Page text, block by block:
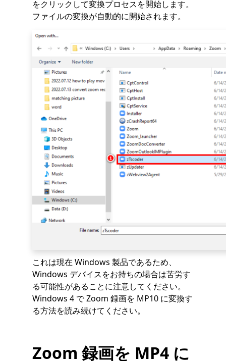
をクリックして変換プロセスを開始します。
ファイルの変換が自動的に開始されます。
これは現在 Windows 製品であるため、
Windows デバイスをお持ちの場合は苦労す
る可能性があることに注意してください。
Windows 4 で Zoom 録画を MP10 に変換す
る方法を読み続けてください。
Zoom 録画を MP4 に